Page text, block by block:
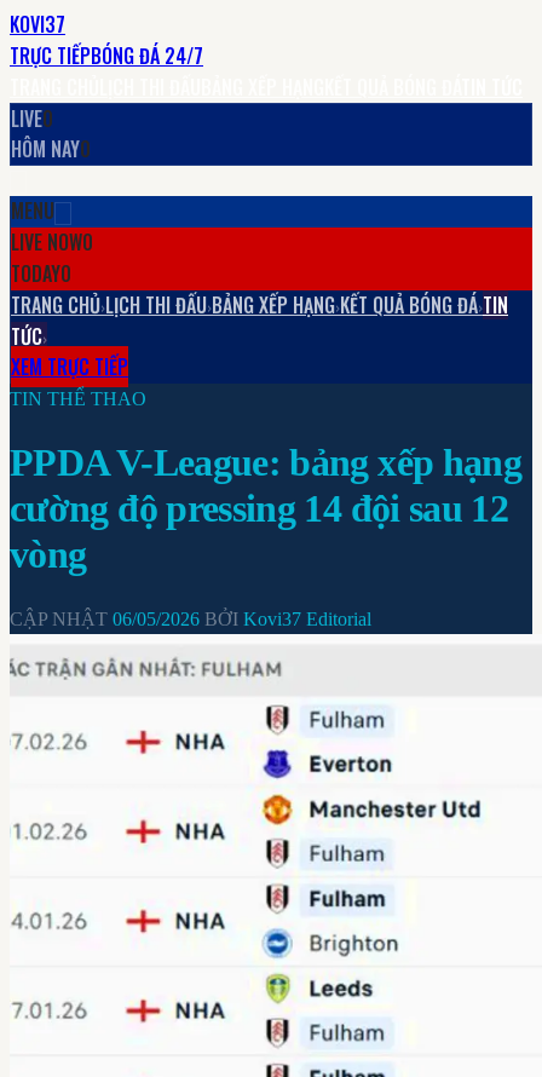
KOVI37
TRỰC TIẾPBÓNG ĐÁ 24/7
LIVE0
HÔM NAY0
MENU
LIVE NOW0
TODAY0
TRANG CHỦ›LỊCH THI ĐẤU›BẢNG XẾP HẠNG›KẾT QUẢ BÓNG ĐÁ›TIN
TỨC›
XEM TRỰC TIẾP
TIN THỂ THAO
PPDA V-League: bảng xếp hạng
cường độ pressing 14 đội sau 12
vòng
CẬP NHẬT 06/05/2026 BỞI Kovi37 Editorial